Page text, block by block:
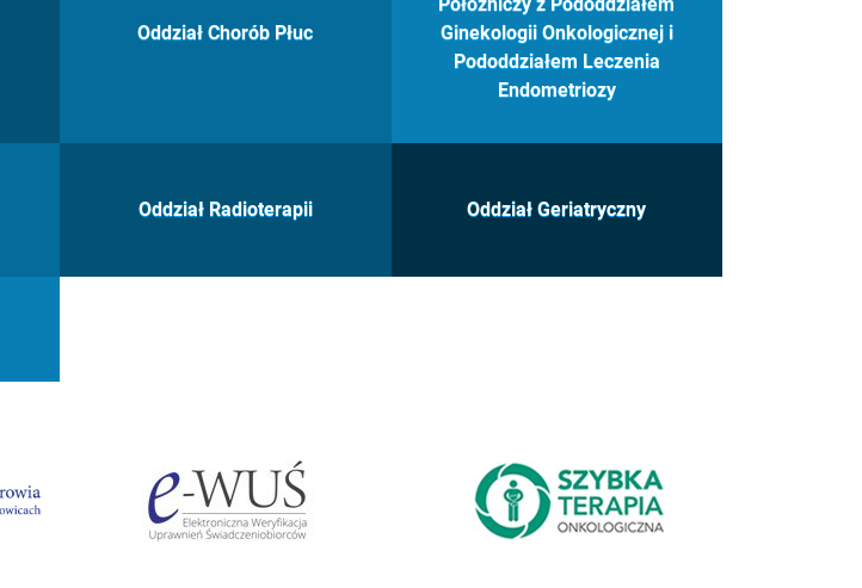
Oddział Chorób Płuc
Ginekologii Onkologicznej i
Pododdziałem Leczenia
Endometriozy
Oddział Radioterapii Oddział Geriatryczny